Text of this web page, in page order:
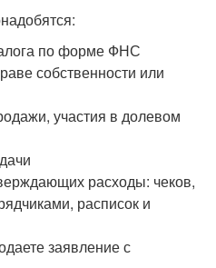
по форме ФНС
собственности или
участия в долевом
расходы: чеков,
расписок и
заявление с